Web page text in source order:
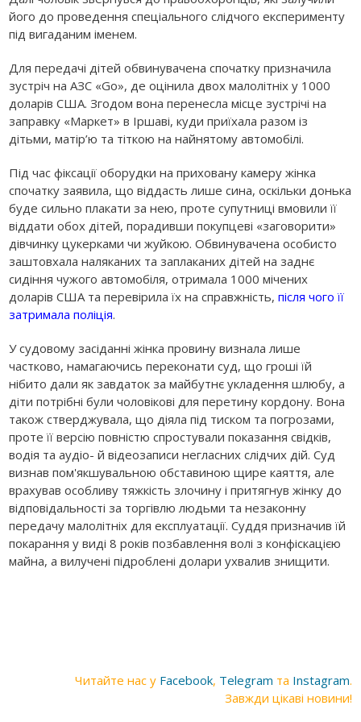
його до проведення спеціального слідчого експерименту
під вигаданим іменем.
Для передачі дітей обвинувачена спочатку призначила
зустріч на АЗС «Go», де оцінила двох малолітніх у 1000
доларів США. Згодом вона перенесла місце зустрічі на
заправку «Маркет» в Іршаві, куди приїхала разом із
дітьми, матір’ю та тіткою на найнятому автомобілі.
Під час фіксації оборудки на приховану камеру жінка
спочатку заявила, що віддасть лише сина, оскільки донька
буде сильно плакати за нею, проте супутниці вмовили її
віддати обох дітей, порадивши покупцеві «заговорити»
дівчинку цукерками чи жуйкою. Обвинувачена особисто
заштовхала наляканих та заплаканих дітей на заднє
сидіння чужого автомобіля, отримала 1000 мічених
доларів США та перевірила їх на справжність,після чого її
затримала поліція.
У судовому засіданні жінка провину визнала лише
частково, намагаючись переконати суд, що гроші їй
нібито дали як завдаток за майбутнє укладення шлюбу, а
діти потрібні були чоловікові для перетину кордону. Вона
також стверджувала, що діяла під тиском та погрозами,
проте її версію повністю спростували показання свідків,
водія та аудіо- й відеозаписи негласних слідчих дій. Суд
визнав пом'якшувальною обставиною щире каяття, але
врахував особливу тяжкість злочину і притягнув жінку до
відповідальності за торгівлю людьми та незаконну
передачу малолітніх для експлуатації. Суддя призначив їй
покарання у виді 8 років позбавлення волі з конфіскацією
майна, а вилучені підроблені долари ухвалив знищити.
Читайте нас у Facebook, Telegram та Instagram.
Завжди цікаві новини!